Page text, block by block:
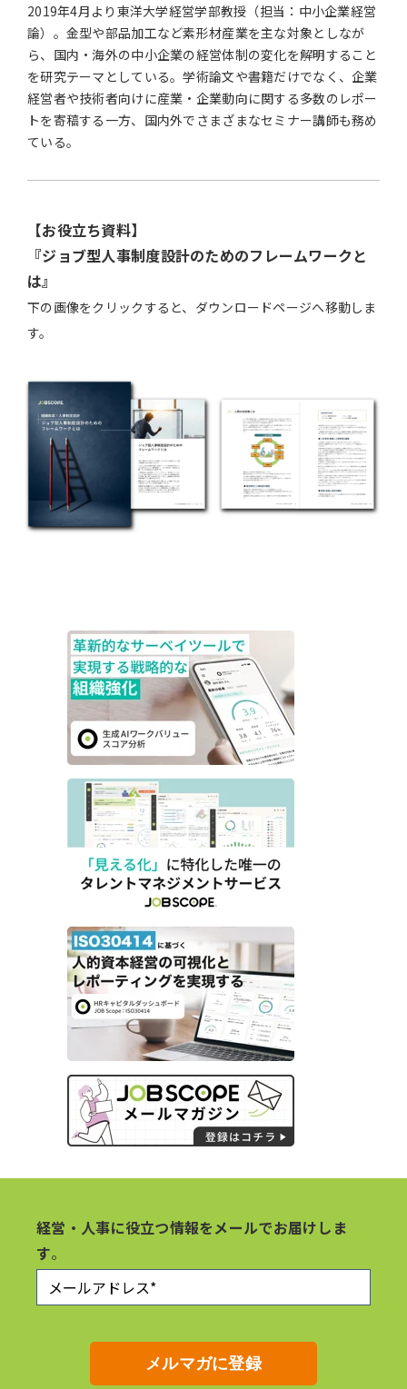
2019年4月より東洋大学経営学部教授（担当：中小企業経営
論）。金型や部品加工など素形材産業を主な対象としなが
ら、国内・海外の中小企業の経営体制の変化を解明すること
を研究テーマとしている。学術論文や書籍だけでなく、企業
経営者や技術者向けに産業・企業動向に関する多数のレポー
トを寄稿する一方、国内外でさまざまなセミナー講師も務め
ている。
【お役立ち資料】
『ジョブ型人事制度設計のためのフレームワークと
は』
下の画像をクリックすると、ダウンロードページへ移動しま
す。
経営・人事に役立つ情報をメールでお届けしま
す。